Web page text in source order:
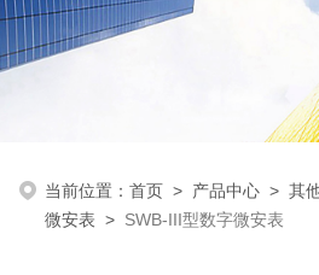
当前位置：首页 > 产品中心 >其
微安表 > SWB-III型数字微安表